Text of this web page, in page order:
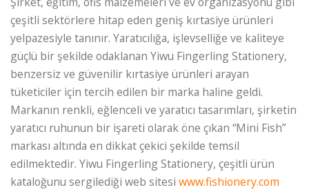
çeşitli sektörlere hitap eden geniş kırtasiye ürünleri
yelpazesiyle tanınır. Yaratıcılığa, işlevselliğe ve kaliteye
güçlü bir şekilde odaklanan Yiwu Fingerling Stationery,
benzersiz ve güvenilir kırtasiye ürünleri arayan
tüketiciler için tercih edilen bir marka haline geldi.
Markanın renkli, eğlenceli ve yaratıcı tasarımları, şirketin
yaratıcı ruhunun bir işareti olarak öne çıkan “Mini Fish”
markası altında en dikkat çekici şekilde temsil
edilmektedir. Yiwu Fingerling Stationery, çeşitli ürün
kataloğunu sergilediği web sitesi www.fishionery.com